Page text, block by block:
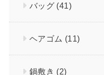
バッグ (41)
ヘアゴム (11)
鍋敷き (2)